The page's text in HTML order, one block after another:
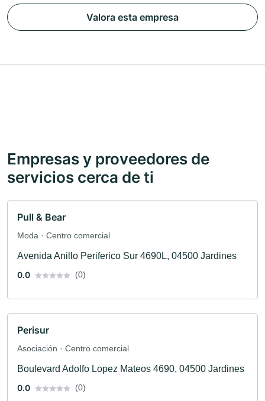
Valora esta empresa
Empresas y proveedores de
servicios cerca de ti
Pull & Bear
Moda · Centro comercial
Avenida Anillo Periferico Sur 4690L, 04500 Jardines
0.0
(0)
Perisur
Asociación · Centro comercial
Boulevard Adolfo Lopez Mateos 4690, 04500 Jardines
0.0
(0)